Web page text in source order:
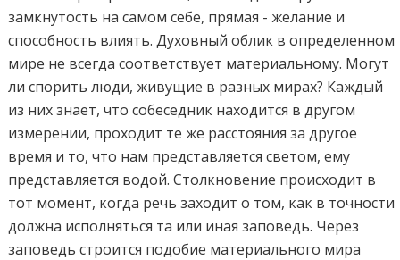
замкнутость на самом себе, прямая - желание и
способность влиять. Духовный облик в определенном
мире не всегда соответствует материальному. Могут
ли спорить люди, живущие в разных мирах? Каждый
из них знает, что собеседник находится в другом
измерении, проходит те же расстояния за другое
время и то, что нам представляется светом, ему
представляется водой. Столкновение происходит в
тот момент, когда речь заходит о том, как в точности
должна исполняться та или иная заповедь. Через
заповедь строится подобие материального мира